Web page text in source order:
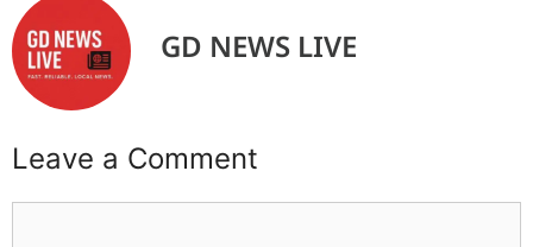
GD NEWS LIVE
Leave a Comment